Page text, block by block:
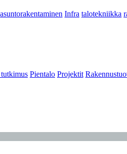
asuntorakentaminen Infra talotekniikka
Pientalo Projektit